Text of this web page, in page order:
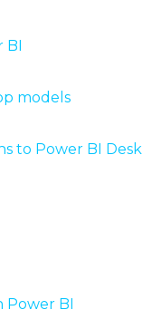
BI
models
to Power BI
Power BI